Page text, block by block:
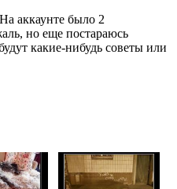
аккаунте было 2
но еще постараюсь
какие-нибудь советы или